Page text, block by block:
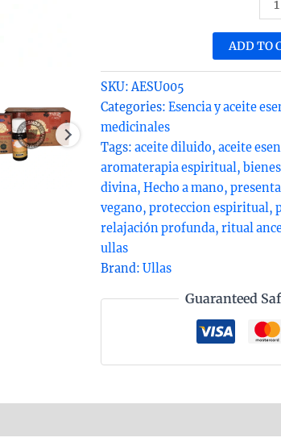
esencial
diluido
de
orgánico
Ullas
10ml
quantity
ADD TO
SKU:AESU005
Categories: Esencia y aceite
medicinales
Tags: aceite diluido, aceite
aromaterapia espiritual,
divina, Hecho a mano,
vegano, proteccion espiritual,
relajación profunda, ritual
ullas
Brand: Ullas
Guaranteed